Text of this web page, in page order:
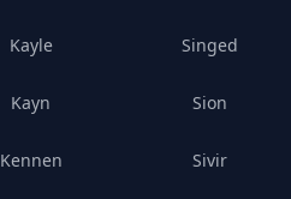
Kayle
Kayn
Kennen
Singed
Sion
Sivir